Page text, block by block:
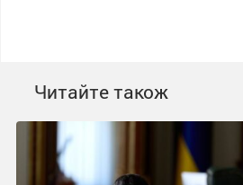
Читайте також